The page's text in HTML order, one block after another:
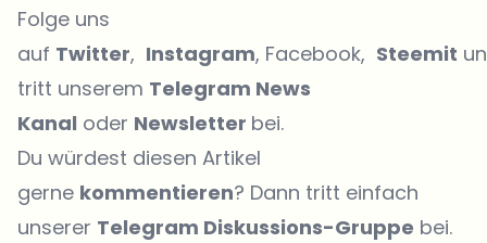
Folge uns
auf Twitter, Instagram, Facebook, Steemit
tritt unserem Telegram News
Kanal oder Newsletter bei.
Du würdest diesen Artikel
gerne kommentieren? Dann tritt einfach
unserer Telegram Diskussions-Gruppe bei.